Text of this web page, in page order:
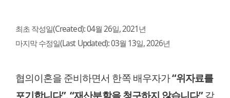
최초 작성일(Created):04월 26일, 2021년
마지막 수정일(Last Updated):03월 13일, 2026년
협의이혼을 준비하면서 한쪽 배우자가“위자료를